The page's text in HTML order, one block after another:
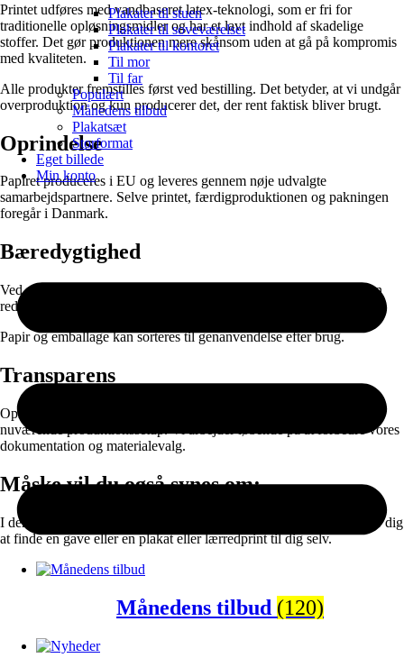
Plakater til stuen
Plakater til soveværelset
Plakater til kontoret
Til mor
Til far
Populært
Månedens tilbud
Plakatsæt
Storformat
Eget billede
Min konto
Printet udføres med vandbaseret latex-teknologi, som er fri for
traditionelle opløsningsmidler og har et lavt indhold af skadelige
stoffer. Det gør produktionen mere skånsom uden at gå på kompromis
med kvaliteten.
Alle produkter fremstilles først ved bestilling. Det betyder, at vi undgår
overproduktion og kun producerer det, der rent faktisk bliver brugt.
Oprindelse
Papiret produceres i EU og leveres gennem nøje udvalgte
samarbejdspartnere. Selve printet, færdigproduktionen og pakningen
foregår i Danmark.
Bæredygtighed
Ved at kombinere ansvarlige materialer med on-demand produktion
reducerer vi spild og unødvendig lagerproduktion.
Papir og emballage kan sorteres til genanvendelse efter brug.
Transparens
Oplysningerne er baseret på data fra vores leverandører og vores
nuværende produktionssetup. Vi arbejder løbende på at forbedre vores
dokumentation og materialevalg.
Måske vil du også synes om:
I denne sektion finder du populære kategorier der gør det lettere for dig
at finde en gave eller en plakat eller lærredprint til dig selv.
Månedens tilbud (120)